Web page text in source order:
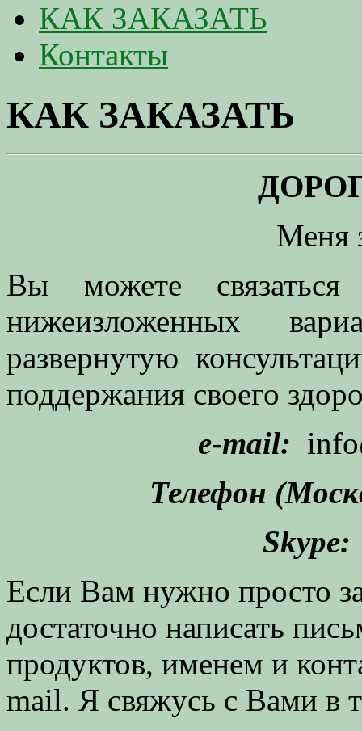
КАК ЗАКАЗАТЬ
Контакты
КАК ЗАКАЗАТЬ
Меня
Вы можете
нижеизложенных
развернутую
поддержания своего
e-mail:
Телефон
Skype:
Если Вам нужно просто
достаточно написать
продуктов, именем и
mail. Я свяжусь с Вами в